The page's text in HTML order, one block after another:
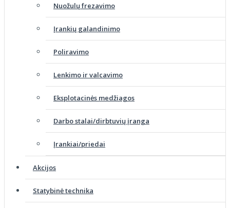
Nuožulų frezavimo
Įrankių galandinimo
Poliravimo
Lenkimo ir valcavimo
Eksplotacinės medžiagos
Darbo stalai/dirbtuvių įranga
Įrankiai/priedai
Akcijos
Statybinė technika